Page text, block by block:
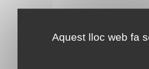
Aquest lloc web fa